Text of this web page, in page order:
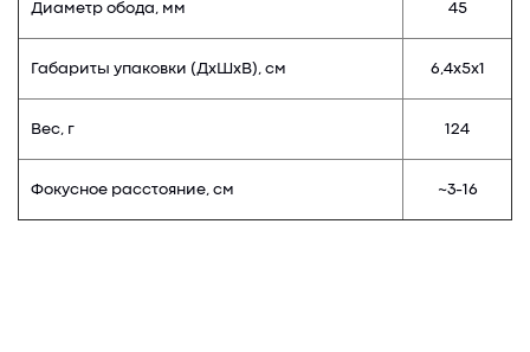
Диаметр обода, мм 45
Габариты упаковки (ДхШхВ), см 6,4х5х1
Вес, г 124
Фокусное расстояние, см ~3-16